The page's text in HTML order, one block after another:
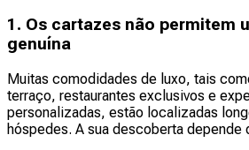
1. Os cartazes não permitem
genuína
Muitas comodidades de luxo, tais
terraço, restaurantes exclusivos e
personalizadas, estão localizadas
hóspedes. A sua descoberta depende